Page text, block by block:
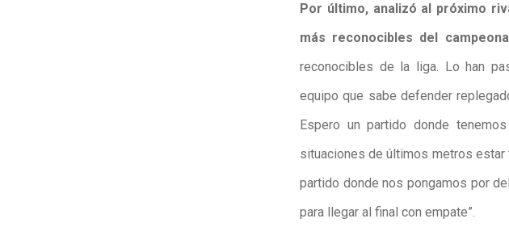
Por último, analizó al próximo
más reconocibles del
reconocibles de la liga. Lo han
equipo que sabe defender
Espero un partido donde
situaciones de últimos metros estar
partido donde nos pongamos por
para llegar al final con empate”.